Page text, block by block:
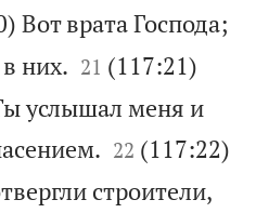
Вот врата Господа;
них. 

21 (117:21)
услышал меня и


22 (117:22)
строители,